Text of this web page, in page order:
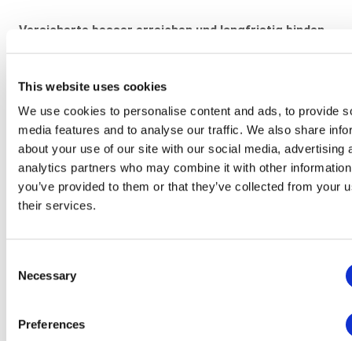
This website uses cookies
We use cookies to personalise content and ads, to provide
media features and to analyse our traffic. We also share
about your use of our site with our social media, advertising
analytics partners who may combine it with other
you’ve provided to them or that they’ve collected from your
their services.
Selection
Necessary
Preferences
Versicherte besser erreichen und langfristig binden
Wie Krankenkassen die Kommunikation von der
Leistungsprozesse bis zur Kündigungsprävention gezielt
einsetzen können, um Zufriedenheit und
Mitgliederbindung zu stärken.
Verwaltungsaufwand reduzieren und Kosten senken
Wie standardisierte Dokumenten- und
Kommunikationsprozesse manuelle Tätigkeiten
entlasten.
Zusammenarbeit mit Partnern und Behörden
Leistungserbringern und Behörden sicher, nachvollziehbar